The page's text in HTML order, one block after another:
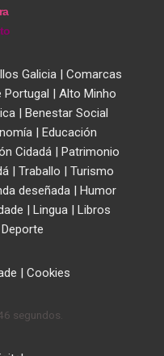
Galicia| Comarcas
Portugal | Alto Minho
| Benestar Social
| Educación
Cidadá| Patrimonio
| Traballo | Turismo
deseñada | Humor
| Lingua| Libros
Deporte
| Cookies
segundos.